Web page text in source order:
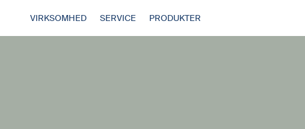
VIRKSOMHED SERVICE PRODUKTER